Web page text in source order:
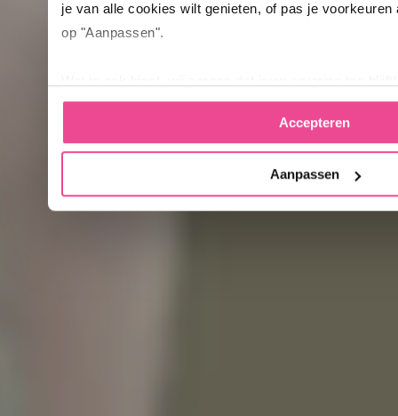
je van alle cookies wilt genieten, of pas je voorkeuren
op "Aanpassen".
Accepteren
Aanpassen